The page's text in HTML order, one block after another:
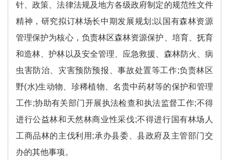
针、政策、法律法规及地方各级政府制定的规范性文件
精神，研究拟订林场长中期发展规划;以国有森林资源
管理保护为核心，负责林区森林资源保护、培育、抚育
和造林、护林以及安全管理、应急救援、森林防火、病
虫害防治、灾害预防预报、事故处置等工作;负责林区
野(水)生动物、珍稀植物、名贵中药材等的保护和管理
工作;协助有关部门开展执法检查和执法监督工作;不得
进行公益林和天然林商业性采伐;不得进行国有林场人
工商品林的主伐利用;承办县委、县政府及主管部门交
办的其他事项。